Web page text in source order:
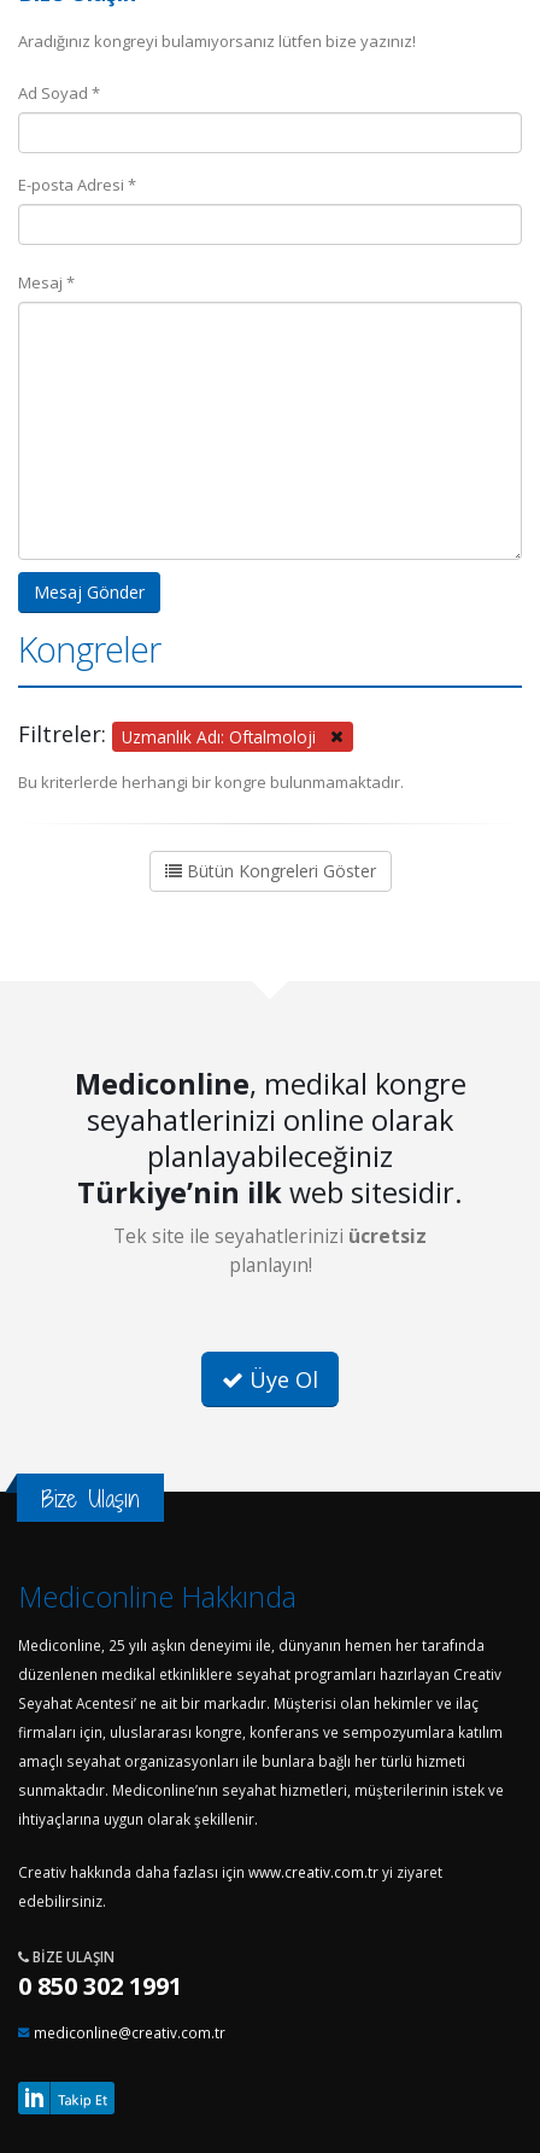
Aradığınız kongreyi bulamıyorsanız lütfen bize yazınız!
Ad Soyad *
E-posta Adresi *
Mesaj *
Kongreler
Filtreler: Uzmanlık Adı: Oftalmoloji
Bu kriterlerde herhangi bir kongre bulunmamaktadır.
Bütün Kongreleri Göster
Mediconline, medikal kongre
seyahatlerinizi online olarak
planlayabileceğiniz
Türkiye’nin ilkweb sitesidir.
Tek site ile seyahatlerinizi ücretsiz
planlayın!
Üye Ol
Bize Ulaşın
Mediconline Hakkında
Mediconline, 25 yılı aşkın deneyimi ile, dünyanın hemen her tarafında
düzenlenen medikal etkinliklere seyahat programları hazırlayan Creativ
Seyahat Acentesi’ ne ait bir markadır. Müşterisi olan hekimler ve ilaç
firmaları için, uluslararası kongre, konferans ve sempozyumlara katılım
amaçlı seyahat organizasyonları ile bunlara bağlı her türlü hizmeti
sunmaktadır. Mediconline’nın seyahat hizmetleri, müşterilerinin istek ve
ihtiyaçlarına uygun olarak şekillenir.
Creativ hakkında daha fazlası için www.creativ.com.tryi ziyaret
edebilirsiniz.
BIZE ULAŞIN
0 850 302 1991
mediconline@creativ.com.tr